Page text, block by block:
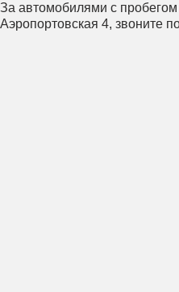
За автомобилями с
Аэропортовская 4, звоните